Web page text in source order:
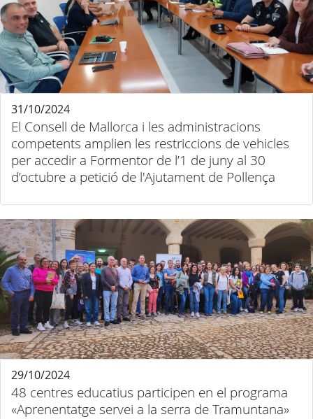
El Consell de Mallorca i les administracions
competents amplien les restriccions de vehicles
per accedir a Formentor de l’1 de juny al 30
d’octubre a petició de l'Ajutament de Pollença
31/10/2024
48 centres educatius participen en el programa
«Aprenentatge servei a la serra de Tramuntana»
29/10/2024